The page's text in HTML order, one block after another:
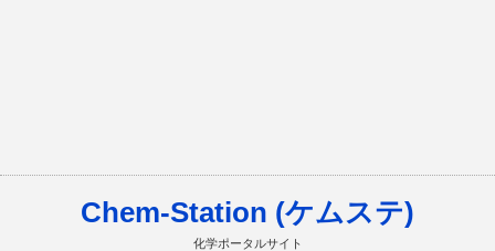
Chem-Station (ケムステ)
化学ポータルサイト